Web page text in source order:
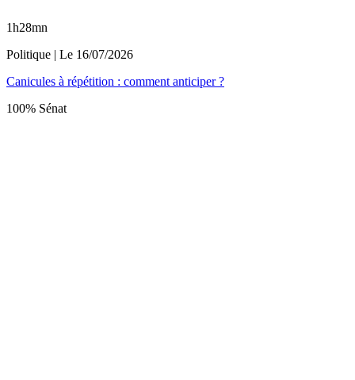
1h28mn
Politique | Le 16/07/2026
Canicules à répétition : comment anticiper ?
100% Sénat